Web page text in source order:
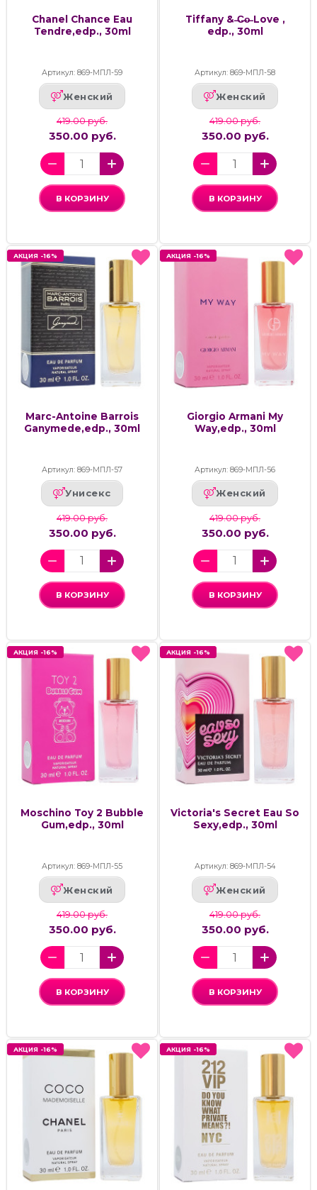
Chanel Chance Eau
Tendre,edp., 30ml
Артикул: 869-МПЛ-59
Женский
419.00 руб.
350.00 руб.
В КОРЗИНУ
Tiffany & ̶C̶o̶ Love ,
edp., 30ml
Артикул: 869-МПЛ-58
Женский
419.00 руб.
350.00 руб.
В КОРЗИНУ
АКЦИЯ -16%
Marc-Antoine Barrois
Ganymede,edp., 30ml
Артикул: 869-МПЛ-57
Унисекс
АКЦИЯ -16%
419.00 руб.
350.00 руб.
В КОРЗИНУ
АКЦИЯ -16%
Giorgio Armani My
Way,edp., 30ml
Артикул: 869-МПЛ-56
Женский
АКЦИЯ -16%
419.00 руб.
350.00 руб.
В КОРЗИНУ
АКЦИЯ -16%
Moschino Toy 2 Bubble
Gum,edp., 30ml
Артикул: 869-МПЛ-55
Женский
АКЦИЯ -16%
419.00 руб.
350.00 руб.
В КОРЗИНУ
АКЦИЯ -16%
Victoria's Secret Eau So
Sexy,edp., 30ml
Артикул: 869-МПЛ-54
Женский
АКЦИЯ -16%
419.00 руб.
350.00 руб.
В КОРЗИНУ
АКЦИЯ -16%
АКЦИЯ -16% АКЦИЯ -16%
АКЦИЯ -16%